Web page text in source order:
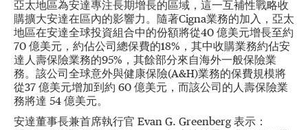
亞太地區為安達專注長期增長的區域，這一互補性戰略收
購擴大安達在區內的影響力。隨著Cigna業務的加入，亞太
地區在安達全球投資組合中的份額將從40 億美元增長至約
70 億美元，約佔公司總保費的18%，其中收購業務約佔安
達人壽保險業務的95%，其餘部分來自海外一般保險業
務。該公司全球意外與健康保險(A&H)業務的保費規模將
從37 億美元增加到約 60 億美元，而該公司的人壽保險業
務將達 54 億美元。
安達董事長兼首席執行官 Evan G. Greenberg 表示：